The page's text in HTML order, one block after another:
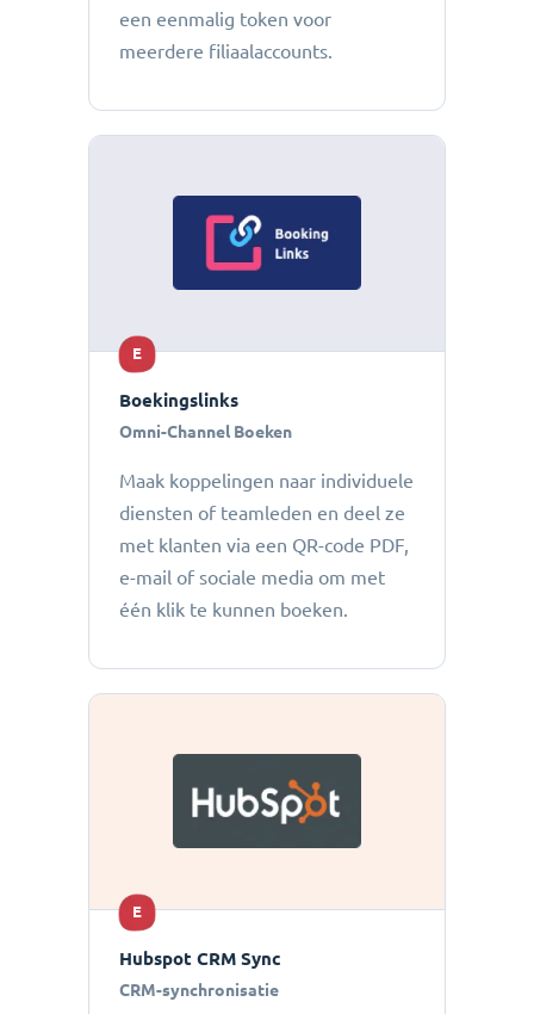
een eenmalig token voor
meerdere filiaalaccounts.
E
Boekingslinks
Omni-Channel Boeken
Maak koppelingen naar individuele
diensten of teamleden en deel ze
met klanten via een QR-code PDF,
e-mail of sociale media om met
één klik te kunnen boeken.
E
Hubspot CRM Sync
CRM-synchronisatie